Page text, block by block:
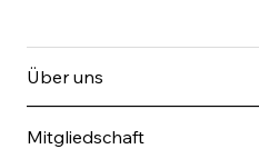
Über uns
Mitgliedschaft